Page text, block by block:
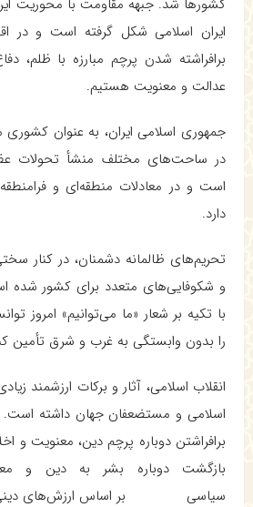
کشورها شد. جبهه مقاومت با محوریت
ایران اسلامی شکل گرفته است و در
برافراشته شدن پرچم مبارزه با ظلم،
عدالت و معنویت هستیم.
جمهوری اسلامی ایران، به عنوان کشوری
در ساحت‌های مختلف منشأ تحولات
است و در معادلات منطقه‌ای و
دارد.
تحریم‌های ظالمانه دشمنان، در کنار
و شکوفایی‌های متعدد برای کشور شده
با تکیه بر شعار «ما می‌توانیم» امروز
را بدون وابستگی به غرب و شرق تأمین
انقلاب اسلامی، آثار و برکات ارزشمند
اسلامی و مستضعفان جهان داشته است.
برافراشتن دوباره پرچم دین، معنویت و
بازگشت دوباره بشر به دین و
سیاسی بر اساس ارزش‌های دینی